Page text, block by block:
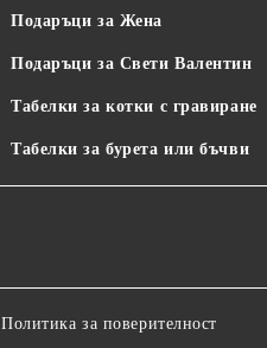
Подаръци за Жена
Подаръци за Свети Валентин
Табелки за котки с гравиране
Табелки за бурета или бъчви
Политика за поверителност